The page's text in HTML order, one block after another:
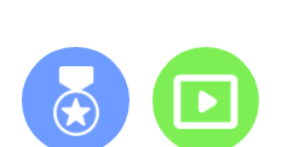
联系我们
合作伙伴